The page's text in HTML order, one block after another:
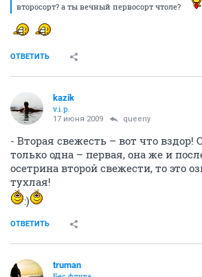
второсорт? а ты вечный первосорт чтоле?
ОТВЕТИТЬ
kazik
v.i.p.
17 июня 2009 queeny
- Вторая свежесть – вот что вздор!
только одна – первая, она же и
осетрина второй свежести, то это
тухлая!
:)
ОТВЕТИТЬ
truman